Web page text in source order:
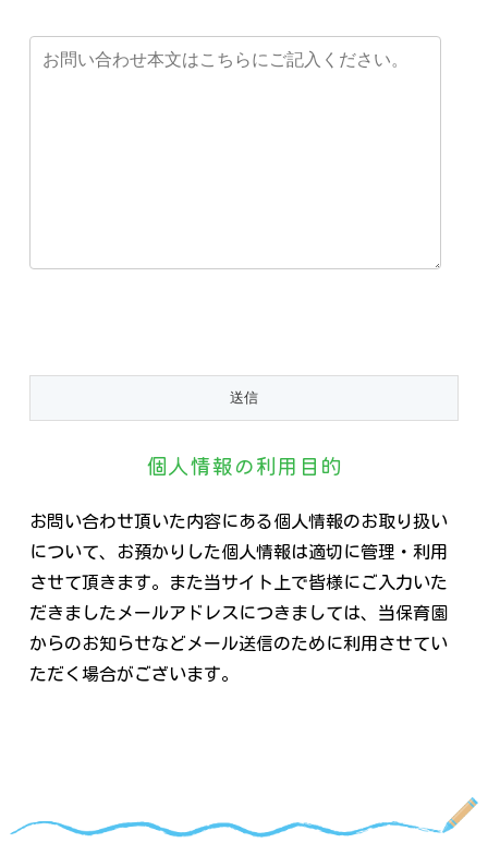
個人情報の利用目的
お問い合わせ頂いた内容にある個人情報のお取り扱い
について、お預かりした個人情報は適切に管理・利用
させて頂きます。また当サイト上で皆様にご入力いた
だきましたメールアドレスにつきましては、当保育園
からのお知らせなどメール送信のために利用させてい
ただく場合がございます。